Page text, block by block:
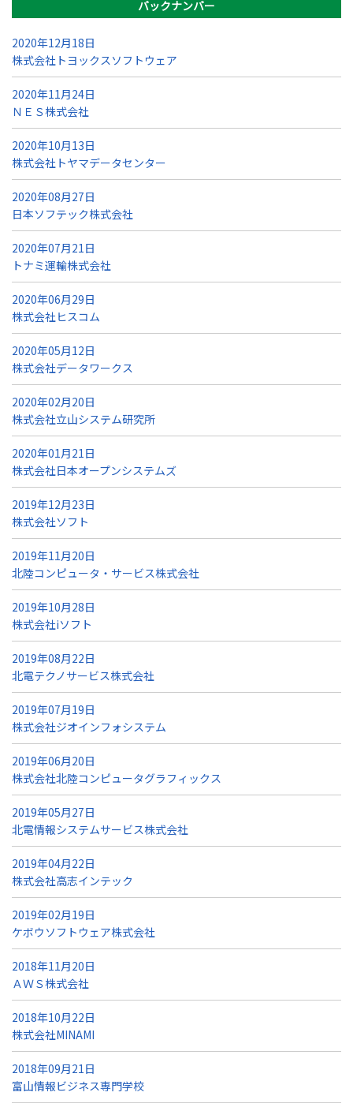
バックナンバー
2020年12月18日
株式会社トヨックスソフトウェア
2020年11月24日
ＮＥＳ株式会社
2020年10月13日
株式会社トヤマデータセンター
2020年08月27日
日本ソフテック株式会社
2020年07月21日
トナミ運輸株式会社
2020年06月29日
株式会社ヒスコム
2020年05月12日
株式会社データワークス
2020年02月20日
株式会社立山システム研究所
2020年01月21日
株式会社日本オープンシステムズ
2019年12月23日
株式会社ソフト
2019年11月20日
北陸コンピュータ・サービス株式会社
2019年10月28日
株式会社iソフト
2019年08月22日
北電テクノサービス株式会社
2019年07月19日
株式会社ジオインフォシステム
2019年06月20日
株式会社北陸コンピュータグラフィックス
2019年05月27日
北電情報システムサービス株式会社
2019年04月22日
株式会社高志インテック
2019年02月19日
ケボウソフトウェア株式会社
2018年11月20日
ＡＷＳ株式会社
2018年10月22日
株式会社MINAMI
2018年09月21日
富山情報ビジネス専門学校